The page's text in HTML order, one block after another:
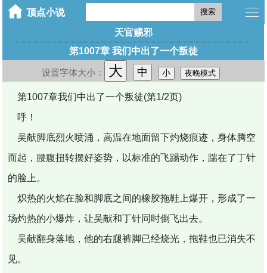
搜索
天官赐邪
第1007章 我们中出了一个叛徒
设置字体大小： 大 中 小 夜晚模式
第1007章我们中出了一个叛徒(第1/2页)
呼！
吴献脚底烈火喷涌，高温在地面留下灼烧痕迹，身体腾空
而起，腰腹扭转摆好姿势，以标准的飞踢动作，踹在了丁针
的脸上。
炽热的火焰在脸和脚底之间的橡胶拖鞋上爆开，形成了一
场灼热的小爆炸，让吴献和丁针同时倒飞出去。
吴献翻身落地，他的右腿裤脚已经烧光，拖鞋也已消失不
见。